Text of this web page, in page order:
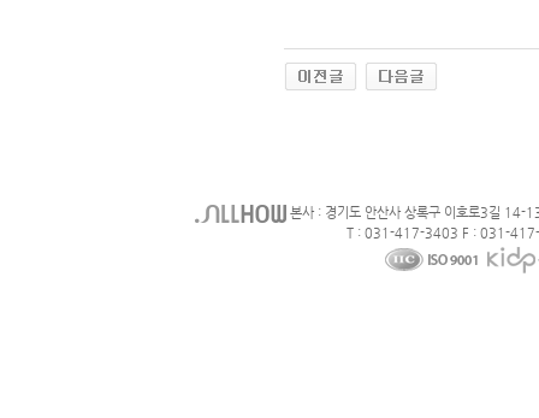
본사 : 경기도 안산사 상록구 이호로3길 14-
T : 031-417-3403 F : 031-